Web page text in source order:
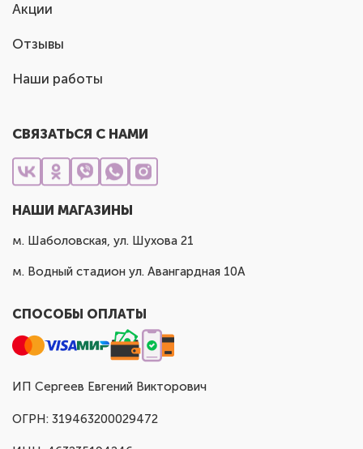
Акции
Отзывы
Наши работы
СВЯЗАТЬСЯ С НАМИ
НАШИ МАГАЗИНЫ
м. Шаболовская, ул. Шухова 21
м. Водный стадион ул. Авангардная 10А
СПОСОБЫ ОПЛАТЫ
ИП Сергеев Евгений Викторович
ОГРН: 319463200029472